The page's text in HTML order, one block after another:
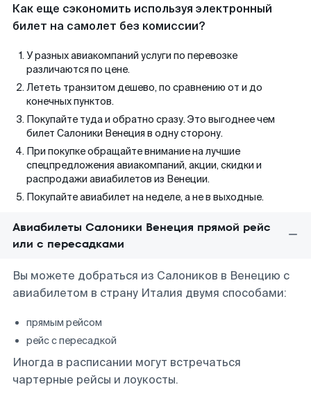
Как еще сэкономить используя электронный
билет на самолет без комиссии?
У разных авиакомпаний услуги по перевозке
различаются по цене.
Лететь транзитом дешево, по сравнению от и до
конечных пунктов.
Покупайте туда и обратно сразу. Это выгоднее чем
билет Салоники Венеция в одну сторону.
При покупке обращайте внимание на лучшие
спецпредложения авиакомпаний, акции, скидки и
распродажи авиабилетов из Венеции.
Покупайте авиабилет на неделе, а не в выходные.
Авиабилеты Салоники Венеция прямой рейс
или с пересадками
Вы можете добраться из Салоников в Венецию с
авиабилетом в страну Италия двумя способами:
прямым рейсом
рейс с пересадкой
Иногда в расписании могут встречаться
чартерные рейсы и лоукосты.